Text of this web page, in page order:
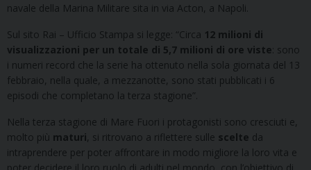
navale della Marina Militare sita in via Acton, a Napoli.
Sul sito Rai – Ufficio Stampa si legge: “Circa 12 milioni di
visualizzazioni per un totale di 5,7 milioni di ore viste: sono
i numeri record che la serie ha ottenuto nella sola giornata del 13
febbraio, nella quale, a mezzanotte, sono stati pubblicati i 6
episodi che completano la terza stagione”.
Nella terza stagione di Mare Fuori i protagonisti sono cresciuti e,
molto più maturi, si ritrovano a riflettere sulle scelte da
intraprendere per poter affrontare in modo migliore la loro vita e